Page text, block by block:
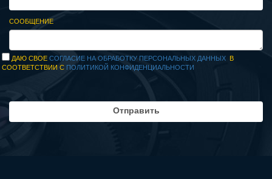
СООБЩЕНИЕ
ДАЮ СВОЕСОГЛАСИЕ НА ОБРАБОТКУ ПЕРСОНАЛЬНЫХ ДАННЫХ В
СООТВЕТСТВИИ С ПОЛИТИКОЙ КОНФИДЕНЦИАЛЬНОСТИ